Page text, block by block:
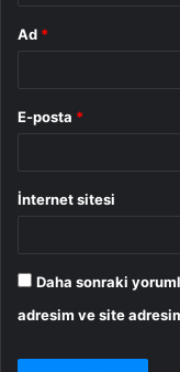
Ad *
E-posta *
İnternet sitesi
Daha sonraki
adresim ve site